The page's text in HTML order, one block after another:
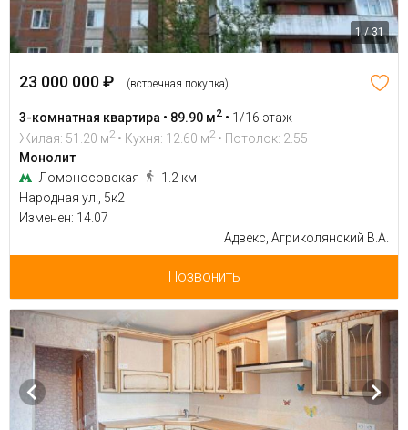
1 / 31
23 000 000 ₽ (встречная покупка)
3-комнатная квартира • 89.90 м2 • 1/16 этаж
Жилая: 51.20 м2 • Кухня: 12.60 м2 • Потолок: 2.55
Монолит
Ломоносовская
1.2 км
Народная ул., 5к2
Изменен: 14.07
Адвекс, Агриколянский В.А.
Позвонить